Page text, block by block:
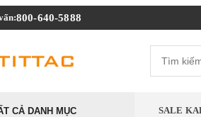
800-640-5888
CẢ DANH MỤC SALE